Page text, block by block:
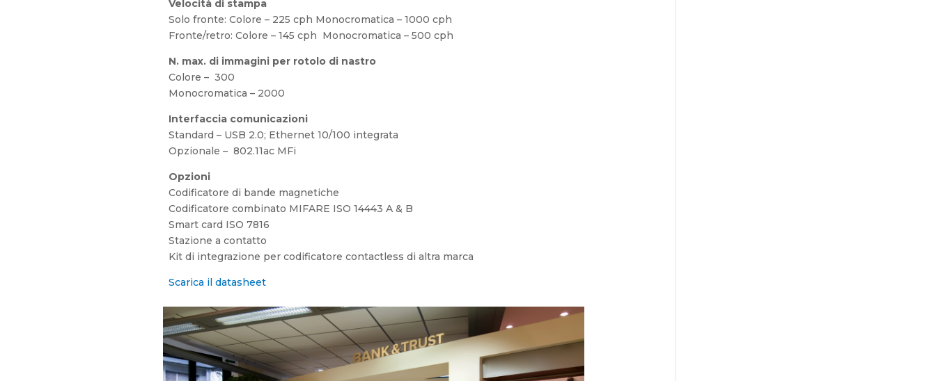
Velocità di stampa
Solo fronte: Colore – 225 cph Monocromatica – 1000 cph
Fronte/retro: Colore – 145 cph Monocromatica – 500 cph
N. max. di immagini per rotolo di nastro
Colore – 300
Monocromatica – 2000
Interfaccia comunicazioni
Standard – USB 2.0; Ethernet 10/100 integrata
Opzionale – 802.11ac MFi
Opzioni
Codificatore di bande magnetiche
Codificatore combinato MIFARE ISO 14443 A & B
Smart card ISO 7816
Stazione a contatto
Kit di integrazione per codificatore contactless di altra marca
Scarica il datasheet